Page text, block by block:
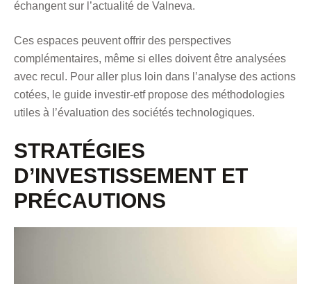
échangent sur l’actualité de Valneva.
Ces espaces peuvent offrir des perspectives
complémentaires, même si elles doivent être analysées
avec recul. Pour aller plus loin dans l’analyse des actions
cotées, le guide investir-etfpropose des méthodologies
utiles à l’évaluation des sociétés technologiques.
STRATÉGIES
D’INVESTISSEMENT ET
PRÉCAUTIONS